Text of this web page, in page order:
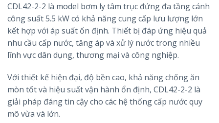
CDL42-2-2 là model bơm ly tâm trục đứng đa tầng cánh
công suất 5.5 kW có khả năng cung cấp lưu lượng lớn
kết hợp với áp suất ổn định. Thiết bị đáp ứng hiệu quả
nhu cầu cấp nước, tăng áp và xử lý nước trong nhiều
lĩnh vực dân dụng, thương mại và công nghiệp.
Với thiết kế hiện đại, độ bền cao, khả năng chống ăn
mòn tốt và hiệu suất vận hành ổn định, CDL42-2-2 là
giải pháp đáng tin cậy cho các hệ thống cấp nước quy
mô vừa và lớn.